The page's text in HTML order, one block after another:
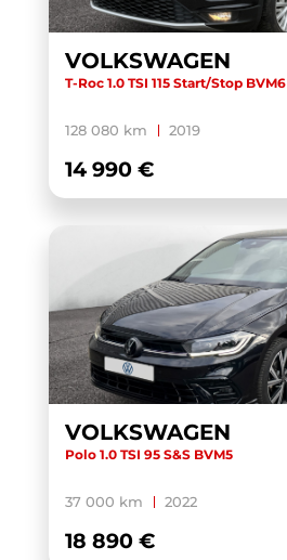
VOLKSWAGEN
T-Roc 1.0 TSI 115 Start/Stop BVM6
128 080 km 2019
14 990 €
VOLKSWAGEN
Polo 1.0 TSI 95 S&S BVM5
37 000 km 2022
18 890 €